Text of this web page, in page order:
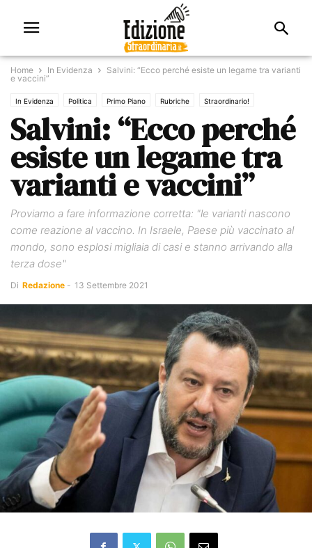
Home In Evidenza
Salvini: “Ecco perché esiste un legame tra varianti
e vaccini”
In Evidenza Politica Primo Piano Rubriche Straordinario!
Salvini: “Ecco perché
esiste un legame tra
varianti e vaccini”
Proviamo a fare informazione corretta: "le varianti nascono
come reazione al vaccino. In Israele, Paese più vaccinato al
mondo, sono esplosi migliaia di casi e stanno arrivando alla
terza dose"
Di Redazione - 13 Settembre 2021